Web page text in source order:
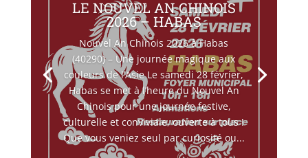
LE NOUVEL AN CHINOIS
2026 – HABAS
Nouvel An Chinois 2026 à Habas
(40290) – Une journée magique aux
couleurs de l’Asie Le samedi 28 février,
Habas se met à l’heure du Nouvel An
Chinois pour une journée festive,
culturelle et conviviale, ouverte à tous !
Que vous veniez seul par curiosité ou...